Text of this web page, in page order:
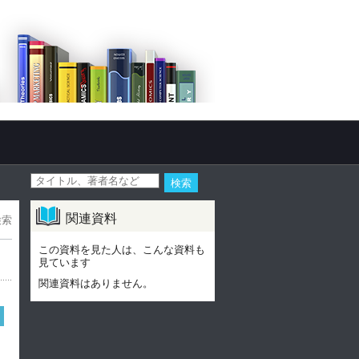
関連資料
この資料を見た人は、こんな資料も
見ています
関連資料はありません。